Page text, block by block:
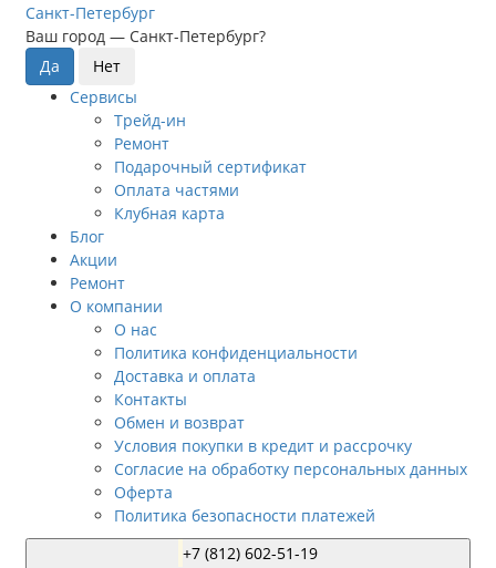
Санкт-Петербург
Ваш город — Санкт-Петербург?
Сервисы
Трейд-ин
Ремонт
Подарочный сертификат
Оплата частями
Клубная карта
Блог
Акции
Ремонт
О компании
О нас
Политика конфиденциальности
Доставка и оплата
Контакты
Обмен и возврат
Условия покупки в кредит и рассрочку
Согласие на обработку персональных данных
Оферта
Политика безопасности платежей